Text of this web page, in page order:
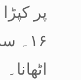
پر کپڑا
۱۶۔
اٹھانا۔